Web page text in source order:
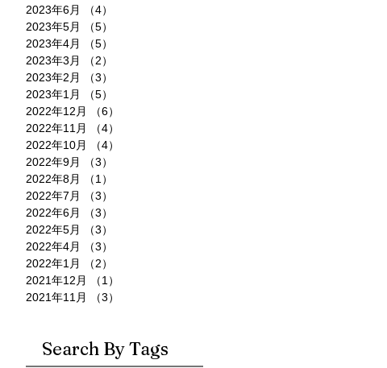
2023年6月
（4）
2023年5月
（5）
2023年4月
（5）
2023年3月
（2）
2023年2月
（3）
2023年1月
（5）
2022年12月
（6）
2022年11月
（4）
2022年10月
（4）
2022年9月
（3）
2022年8月
（1）
2022年7月
（3）
2022年6月
（3）
2022年5月
（3）
2022年4月
（3）
2022年1月
（2）
2021年12月
（1）
2021年11月
（3）
Search By Tags